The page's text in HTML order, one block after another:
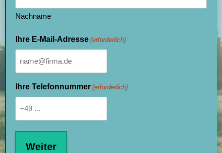
Nachname
Ihre E-Mail-Adresse (erforderlich)
Ihre Telefonnummer (erforderlich)